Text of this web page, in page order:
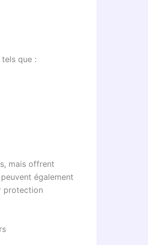
que :
mais offrent
également
protection